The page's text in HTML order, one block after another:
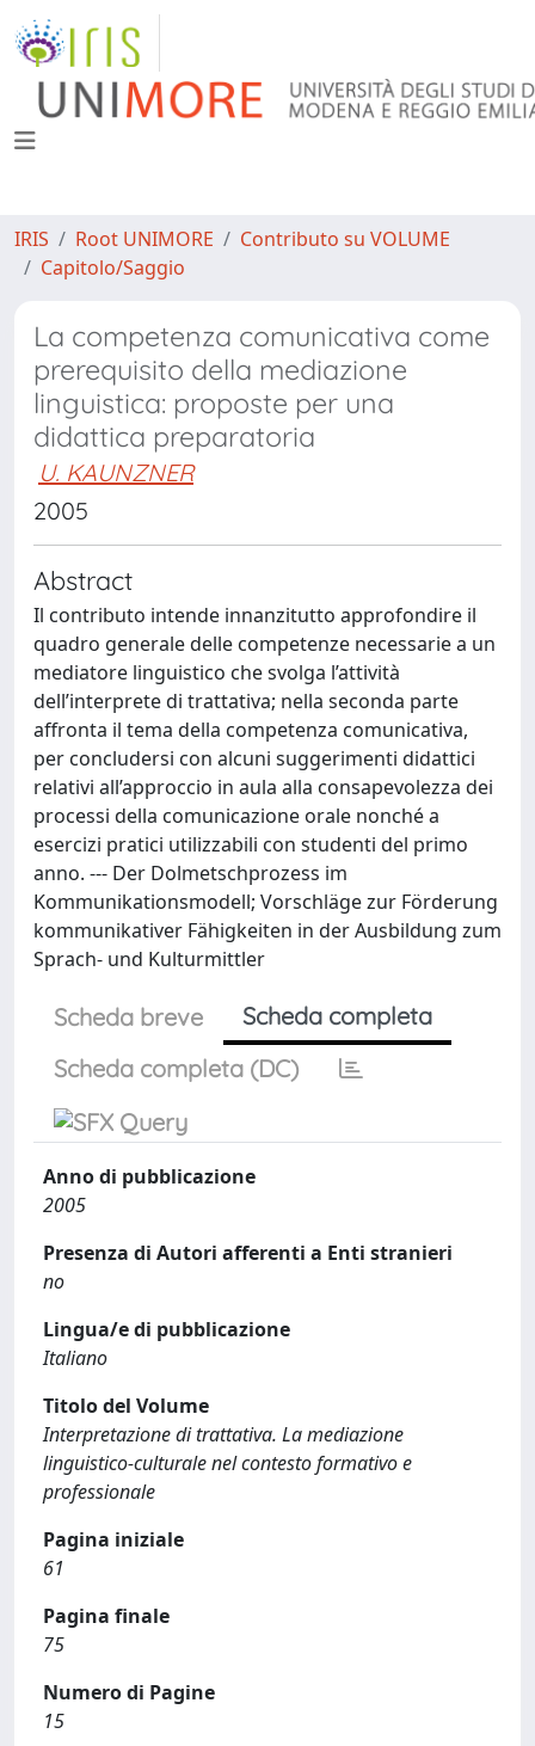
IRIS Root UNIMORE
Contributo su VOLUME
Capitolo/Saggio
La competenza comunicativa come
prerequisito della mediazione
linguistica: proposte per una
didattica preparatoria
U. KAUNZNER
2005
Abstract
Il contributo intende innanzitutto approfondire il
quadro generale delle competenze necessarie a un
mediatore linguistico che svolga l’attività
dell’interprete di trattativa; nella seconda parte
affronta il tema della competenza comunicativa,
per concludersi con alcuni suggerimenti didattici
relativi all’approccio in aula alla consapevolezza dei
processi della comunicazione orale nonché a
esercizi pratici utilizzabili con studenti del primo
anno. --- Der Dolmetschprozess im
Kommunikationsmodell; Vorschläge zur Förderung
kommunikativer Fähigkeiten in der Ausbildung zum
Sprach- und Kulturmittler
Scheda breve
Scheda completa
Scheda completa (DC)
Anno di pubblicazione
2005
Presenza di Autori afferenti a Enti stranieri
no
Lingua/e di pubblicazione
Italiano
Titolo del Volume
Interpretazione di trattativa. La mediazione
linguistico-culturale nel contesto formativo e
professionale
Pagina iniziale
61
Pagina finale
75
Numero di Pagine
15